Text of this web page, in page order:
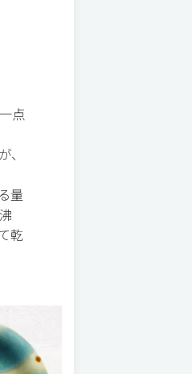
点
、
量
乾